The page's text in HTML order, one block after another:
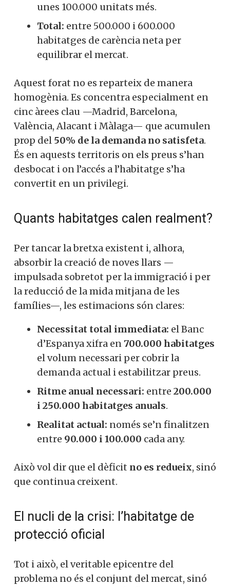
unes 100.000 unitats més.
Total: entre 500.000 i 600.000
habitatges de carència neta per
equilibrar el mercat.
Aquest forat no es reparteix de manera
homogènia. Es concentra especialment en
cinc àrees clau —Madrid, Barcelona,
València, Alacant i Màlaga— que acumulen
prop del 50% de la demanda no satisfeta.
És en aquests territoris on els preus s’han
desbocat i on l’accés a l’habitatge s’ha
convertit en un privilegi.
Quants habitatges calen realment?
Per tancar la bretxa existent i, alhora,
absorbir la creació de noves llars —
impulsada sobretot per la immigració i per
la reducció de la mida mitjana de les
famílies—, les estimacions són clares:
Necessitat total immediata: el Banc
d’Espanya xifra en700.000 habitatges
el volum necessari per cobrir la
demanda actual i estabilitzar preus.
Ritme anual necessari: entre 200.000
i 250.000 habitatges anuals.
Realitat actual: només se’n finalitzen
entre 90.000 i 100.000 cada any.
Això vol dir que el dèficit no es redueix, sinó
que continua creixent.
El nucli de la crisi: l’habitatge de
protecció oficial
Tot i això, el veritable epicentre del
problema no és el conjunt del mercat, sinó